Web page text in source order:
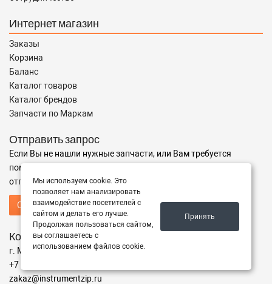
Интернет магазин
Заказы
Корзина
Баланс
Каталог товаров
Каталог брендов
Запчасти по Маркам
Отправить запрос
Если Вы не нашли нужные запчасти, или Вам требуется
помощь в подборе,
отправьте нам запрос - мы Вам поможем
Отправить запрос продавцу
Контакты
г. Москва ул. Адрес
+7 (499) 350-94-25
zakaz@instrumentzip.ru
Мы используем cookie. Это
позволяет нам анализировать
взаимодействие посетителей с
сайтом и делать его лучше.
Продолжая пользоваться сайтом,
вы соглашаетесь с
использованием файлов cookie.
Принять